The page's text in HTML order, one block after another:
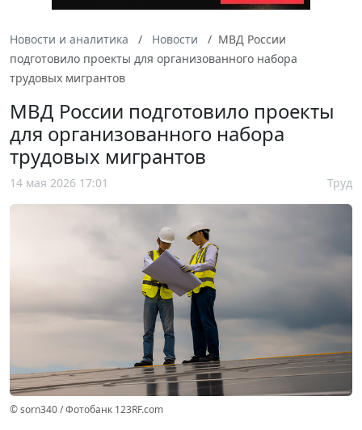
Новости и аналитика Новости
МВД России
подготовило проекты для организованного набора
трудовых мигрантов
МВД России подготовило проекты
для организованного набора
трудовых мигрантов
14 мая 2026 17:01 Труд
© sorn340 / Фотобанк 123RF.com